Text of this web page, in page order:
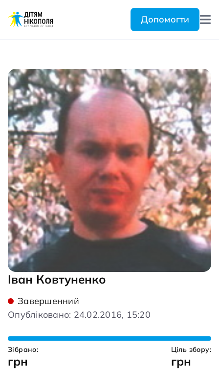
Допомогти
Іван Ковтуненко
Завершенний
Опубліковано: 24.02.2016, 15:20
Зібрано:
грн
Ціль збору:
грн